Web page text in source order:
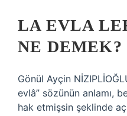
LA EVLA
NE DEMEK?
Gönül Ayçin
evlâ” sözünün anlamı,
hak etmişsin şeklinde